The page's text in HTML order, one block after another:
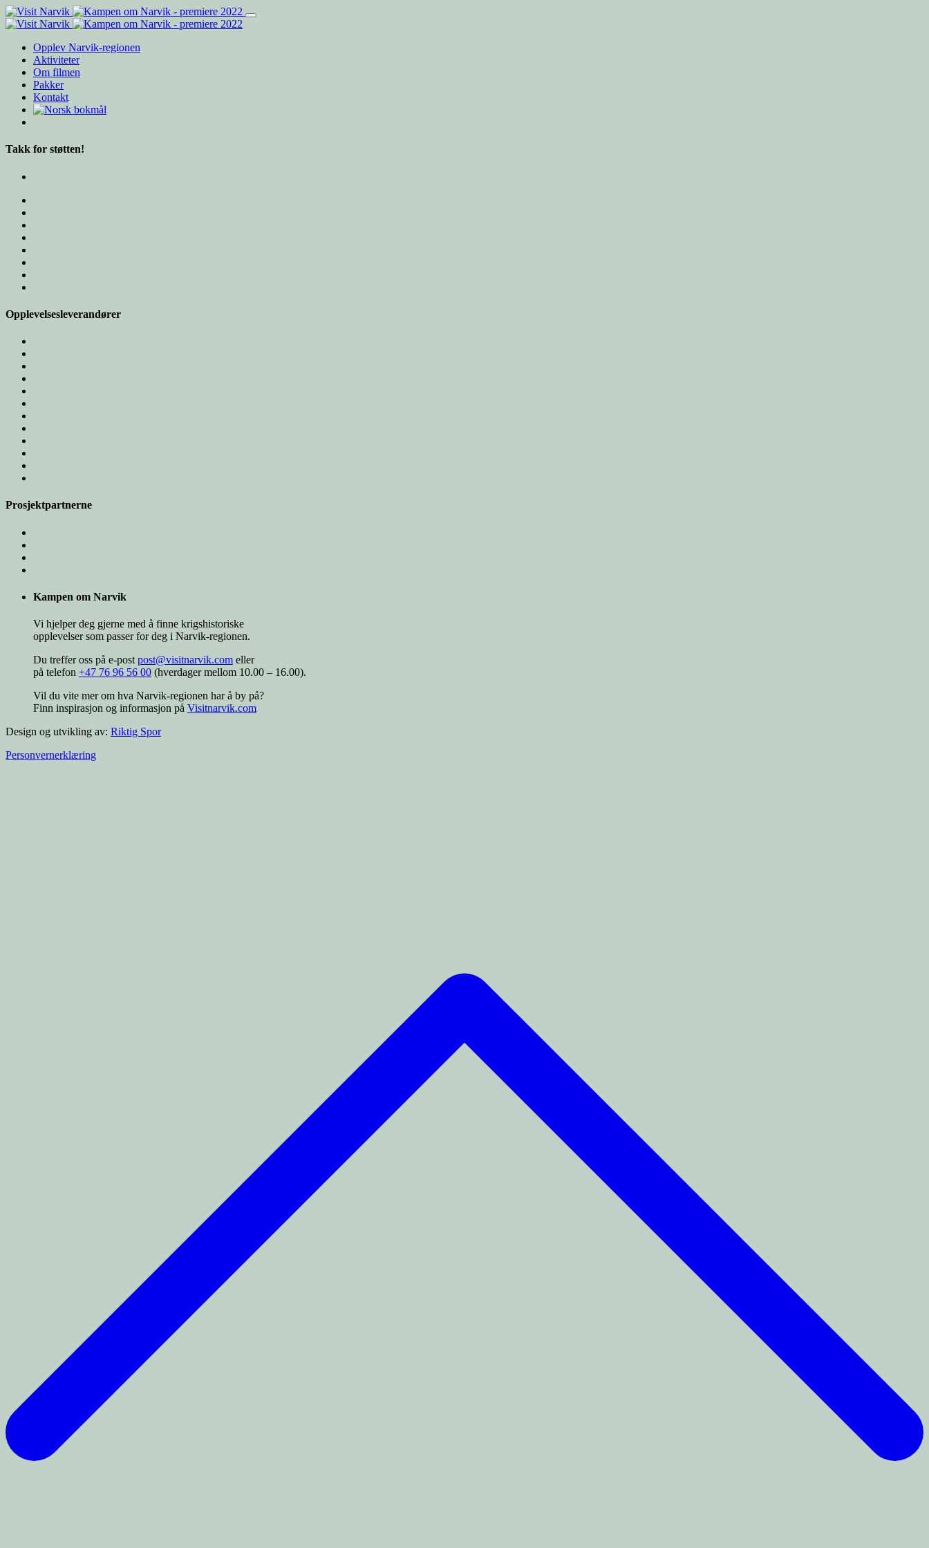
Opplev Narvik-regionen
Aktiviteter
Om filmen
Pakker
Kontakt
Takk for støtten!
Opplevelsesleverandører
Prosjektpartnerne
Kampen om Narvik
Vi hjelper deg gjerne med å finne krigshistoriske
opplevelser som passer for deg i Narvik-regionen.
Du treffer oss på e-post post@visitnarvik.com eller
på telefon +47 76 96 56 00 (hverdager mellom 10.00 – 16.00).
Vil du vite mer om hva Narvik-regionen har å by på?
Finn inspirasjon og informasjon på Visitnarvik.com
Design og utvikling av: Riktig Spor
Personvernerklæring